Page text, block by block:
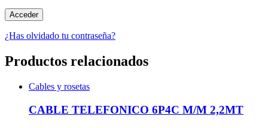
¿Has olvidado tu contraseña?
Productos relacionados
Cables y rosetas
CABLE TELEFONICO 6P4C M/M 2,2MT